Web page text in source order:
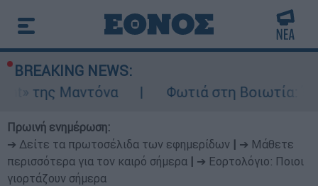
BREAKING NEWS:
Φωτιά στη Βοιωτία: Ίση με έξι
Πρωινή ενημέρωση:
➔ Δείτε τα πρωτοσέλιδα των εφημερίδων
➔ Μάθετε
περισσότερα για τον καιρό σήμερα
➔ Εορτολόγιο: Ποιοι
γιορτάζουν σήμερα